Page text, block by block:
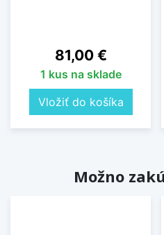
Cena
81,00 €
1 kus na sklade
Vložiť do košíka
Možno